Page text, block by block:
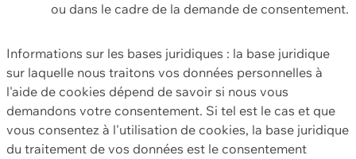
ou dans le cadre de la demande de consentement.
Informations sur les bases juridiques : la base juridique
sur laquelle nous traitons vos données personnelles à
l'aide de cookies dépend de savoir si nous vous
demandons votre consentement. Si tel est le cas et que
vous consentez à l'utilisation de cookies, la base juridique
du traitement de vos données est le consentement